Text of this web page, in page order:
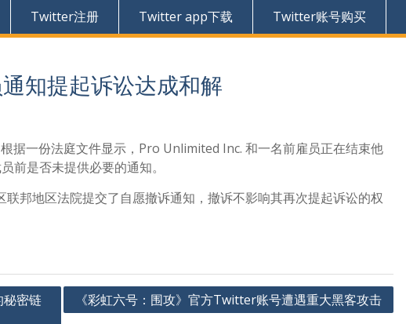
Twitter注册 Twitter app下载 Twitter账号购买
知提起诉讼达成和解
据一份法庭文件显示，Pro Unlimited Inc. 和一名前雇员正在结束他
前是否未提供必要的通知。
邦地区法院提交了自愿撤诉通知，撤诉不影响其再次提起诉讼的权
秘密链 《彩虹六号：围攻》官方Twitter账号遭遇重大黑客攻击